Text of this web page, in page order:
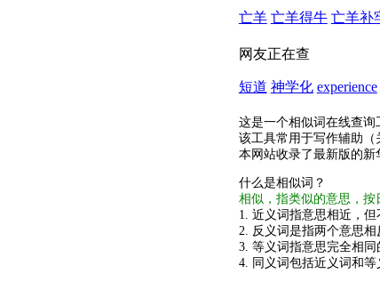
亡羊 亡羊得牛 亡羊补
网友正在查
短道 神学化 experience
这是一个相似词在线查询
该工具常用于写作辅助（
本网站收录了最新版的新
什么是相似词？
相似，指类似的意思，按
1. 近义词指意思相近，但
2. 反义词是指两个意思相
3. 等义词指意思完全相同
4. 同义词包括近义词和等